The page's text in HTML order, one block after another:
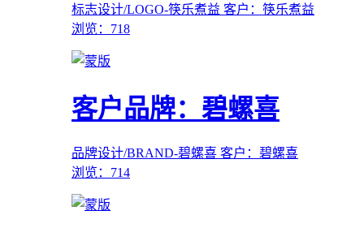
标志设计/LOGO-筷乐煮益 客户：筷乐煮益
浏览：718
客户品牌：碧螺喜
品牌设计/BRAND-碧螺喜 客户：碧螺喜
浏览：714